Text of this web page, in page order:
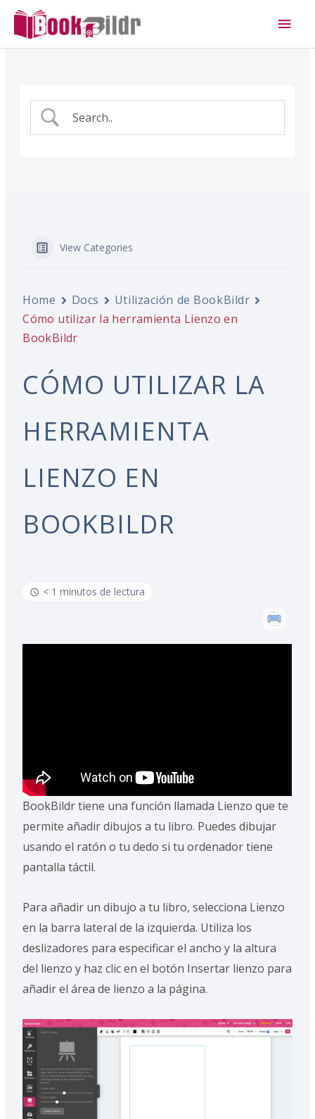
contenido
View Categories
Home Docs
Utilización de BookBildr
Cómo utilizar la herramienta Lienzo en
BookBildr
CÓMO UTILIZAR LA
HERRAMIENTA
LIENZO EN
BOOKBILDR
< 1 minutos de lectura
BookBildr tiene una función llamada Lienzo que te
permite añadir dibujos a tu libro. Puedes dibujar
usando el ratón o tu dedo si tu ordenador tiene
pantalla táctil.
Para añadir un dibujo a tu libro, selecciona Lienzo
en la barra lateral de la izquierda. Utiliza los
deslizadores para especificar el ancho y la altura
del lienzo y haz clic en el botón Insertar lienzo para
añadir el área de lienzo a la página.